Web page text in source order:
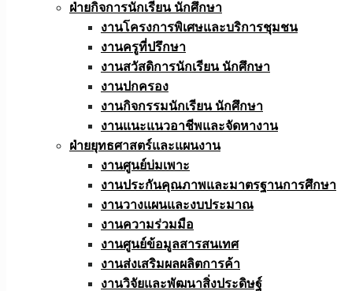
ฝ่ายกิจการนักเรียน นักศึกษา
งานโครงการพิเศษและบริการชุมชน
งานครูที่ปรึกษา
งานสวัสดิการนักเรียน นักศึกษา
งานปกครอง
งานกิจกรรมนักเรียน นักศึกษา
งานแนะแนวอาชีพและจัดหางาน
ฝ่ายยุทธศาสตร์และแผนงาน
งานศูนย์บ่มเพาะ
งานประกันคุณภาพและมาตรฐานการศึกษา
งานวางแผนและงบประมาณ
งานความร่วมมือ
งานศูนย์ข้อมูลสารสนเทศ
งานส่งเสริมผลผลิตการค้า
งานวิจัยและพัฒนาสิ่งประดิษฐ์